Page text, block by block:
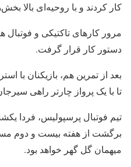
کار کردند و با روحیه‌ای بالا
مرور کارهای تاکتیکی و
دستور کار قرار گرفت.
بعد از تمرین هم، بازیکنان با
تا با یک پرواز چارتر راهی
برگشت از هفته بیست و دوم
میهمان گل گهر خواهد بود.